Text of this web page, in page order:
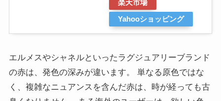
楽天市場
Yahooショッピング
エルメスやシャネルといったラグジュアリーブランド
の赤は、発色の深みが違います。 単なる原色ではな
く、複雑なニュアンスを含んだ赤は、時が経っても古